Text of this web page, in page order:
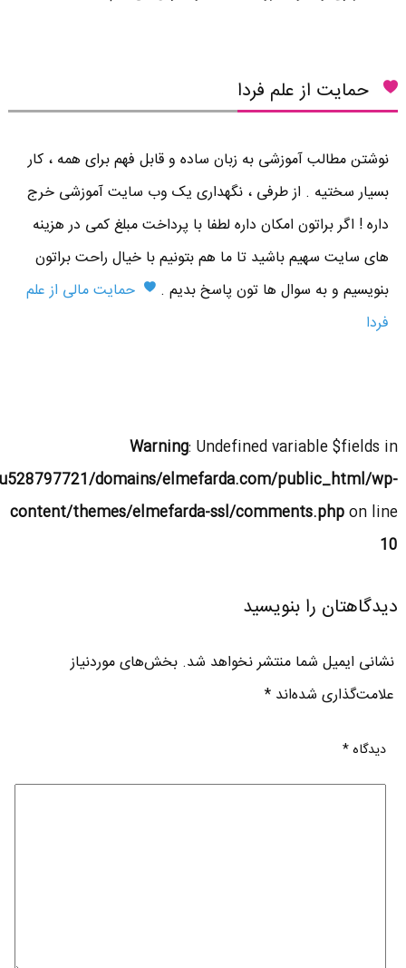
حمایت از علم فردا
نوشتن مطالب آموزشی به زبان ساده و قابل فهم برای همه ، کار
بسیار سختیه . از طرفی ، نگهداری یک وب سایت آموزشی خرج
داره ! اگر براتون امکان داره لطفا با پرداخت مبلغ کمی در هزینه
های سایت سهیم باشید تا ما هم بتونیم با خیال راحت براتون
بنویسیم و به سوال ها تون پاسخ بدیم .
حمایت مالی از علم
فردا
Warning: Undefined variable $fields in
domains/elmefarda.com/public_html/wp-
content/themes/elmefarda-ssl/comments.phpon line
10
دیدگاهتان را بنویسید
نشانی ایمیل شما منتشر نخواهد شد. بخش‌های موردنیاز
علامت‌گذاری شده‌اند*
دیدگاه*